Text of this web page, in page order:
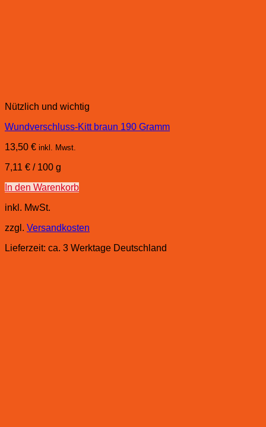
Nützlich und wichtig
Wundverschluss-Kitt braun 190 Gramm
13,50 € inkl. Mwst.
7,11 € / 100 g
In den Warenkorb
inkl. MwSt.
zzgl. Versandkosten
Lieferzeit: ca. 3 Werktage Deutschland